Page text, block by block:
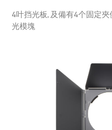
4叶挡光板, 及備有4个固定
光模塊